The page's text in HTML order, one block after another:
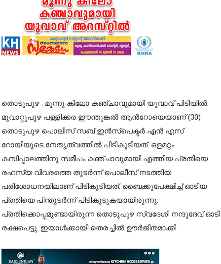
തൊടുപുഴ : മൂന്നു കിലോ കഞ്ചാവുമായി യുവാവ് പിടിയില്‍.
മൂവാറ്റുപുഴ പള്ളിക്കര ഈന്തുങ്കല്‍ ആന്‍റോയെയാണ് (30)
തൊടുപുഴ പൊലീസ് സബ് ഇന്‍സ്പെക്ടര്‍ എന്‍ എസ്
റോയിയുടെ നേതൃത്വത്തില്‍ പിടികൂടിയത്. ഒളമറ്റം
കമ്പിപ്പാലത്തിനു സമീപം കഞ്ചാവുമായി എത്തിയ പ്രതിയെ
രഹസ്യ വിവരത്തെ തുടര്‍ന്ന് പൊലീസ് നടത്തിയ
പരിശോധനയിലാണ് പിടികൂടിയത്. ബൈക്കുപേക്ഷിച്ച് ഓടിയ
പ്രതിയെ പിന്തുടര്‍ന്ന് പിടികൂടുകയായിരുന്നു.
പ്രതിക്കൊപ്പമുണ്ടായിരുന്ന തൊടുപുഴ സ്വദേശി നന്ദുദേവ് ഓടി
രക്ഷപെട്ടു. ഇയാള്‍ക്കായി തെരച്ചില്‍ ഊര്‍ജിതമാക്കി.